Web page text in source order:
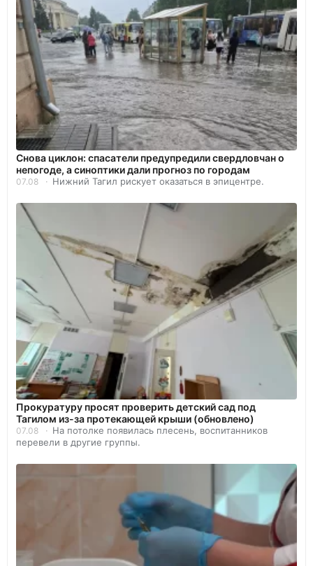
Снова циклон: спасатели предупредили свердловчан о
непогоде, а синоптики дали прогноз по городам
07.08 Нижний Тагил рискует оказаться в эпицентре.
Прокуратуру просят проверить детский сад под
Тагилом из-за протекающей крыши (обновлено)
07.08
На потолке появилась плесень, воспитанников
перевели в другие группы.